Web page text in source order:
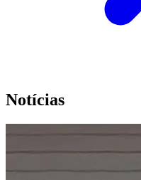
Notícias